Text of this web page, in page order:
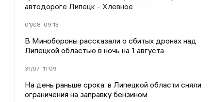
автодороге Липецк - Хлевное
01/08 09:13
В Минобороны рассказали о сбитых дронах над
Липецкой областью в ночь на 1 августа
31/07 11:09
На день раньше срока: в Липецкой области сняли
ограничения на заправку бензином